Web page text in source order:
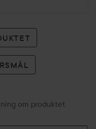
om produktet